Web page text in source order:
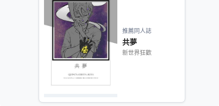
登入
推薦同人誌
共夢
新世界狂歡